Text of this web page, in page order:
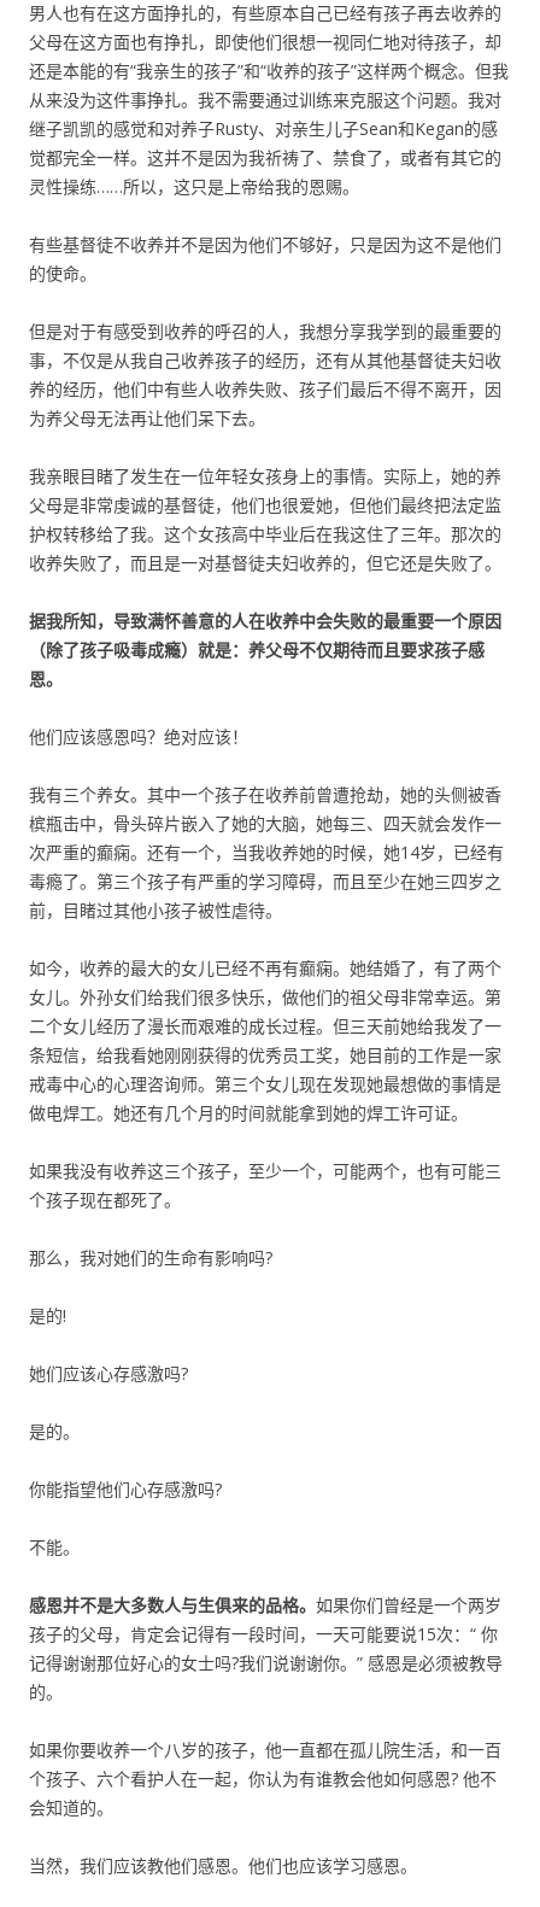
男人也有在这方面挣扎的，有些原本自己已经有孩子再去收养的
父母在这方面也有挣扎，即使他们很想一视同仁地对待孩子，却
还是本能的有“我亲生的孩子”和“收养的孩子”这样两个概念。但我
从来没为这件事挣扎。我不需要通过训练来克服这个问题。我对
继子凯凯的感觉和对养子Rusty、对亲生儿子Sean和Kegan的感
觉都完全一样。这并不是因为我祈祷了、禁食了，或者有其它的
灵性操练……所以，这只是上帝给我的恩赐。
有些基督徒不收养并不是因为他们不够好，只是因为这不是他们
的使命。
但是对于有感受到收养的呼召的人，我想分享我学到的最重要的
事，不仅是从我自己收养孩子的经历，还有从其他基督徒夫妇收
养的经历，他们中有些人收养失败、孩子们最后不得不离开，因
为养父母无法再让他们呆下去。
我亲眼目睹了发生在一位年轻女孩身上的事情。实际上，她的养
父母是非常虔诚的基督徒，他们也很爱她，但他们最终把法定监
护权转移给了我。这个女孩高中毕业后在我这住了三年。那次的
收养失败了，而且是一对基督徒夫妇收养的，但它还是失败了。
据我所知，导致满怀善意的人在收养中会失败的最重要一个原因
（除了孩子吸毒成瘾）就是：养父母不仅期待而且要求孩子感
恩。
他们应该感恩吗？绝对应该！
我有三个养女。其中一个孩子在收养前曾遭抢劫，她的头侧被香
槟瓶击中，骨头碎片嵌入了她的大脑，她每三、四天就会发作一
次严重的癫痫。还有一个，当我收养她的时候，她14岁，已经有
毒瘾了。第三个孩子有严重的学习障碍，而且至少在她三四岁之
前，目睹过其他小孩子被性虐待。
如今，收养的最大的女儿已经不再有癫痫。她结婚了，有了两个
女儿。外孙女们给我们很多快乐，做他们的祖父母非常幸运。第
二个女儿经历了漫长而艰难的成长过程。但三天前她给我发了一
条短信，给我看她刚刚获得的优秀员工奖，她目前的工作是一家
戒毒中心的心理咨询师。第三个女儿现在发现她最想做的事情是
做电焊工。她还有几个月的时间就能拿到她的焊工许可证。
如果我没有收养这三个孩子，至少一个，可能两个，也有可能三
个孩子现在都死了。
那么，我对她们的生命有影响吗?
是的!
她们应该心存感激吗?
是的。
你能指望他们心存感激吗?
不能。
感恩并不是大多数人与生俱来的品格。 如果你们曾经是一个两岁
孩子的父母，肯定会记得有一段时间，一天可能要说15次：“ 你
记得谢谢那位好心的女士吗?我们说谢谢你。” 感恩是必须被教导
的。
如果你要收养一个八岁的孩子，他一直都在孤儿院生活，和一百
个孩子、六个看护人在一起，你认为有谁教会他如何感恩? 他不
会知道的。
当然，我们应该教他们感恩。他们也应该学习感恩。